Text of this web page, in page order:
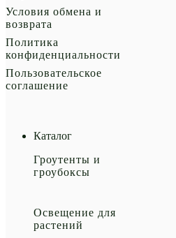
Условия обмена и
возврата
Политика
конфиденциальности
Пользовательское
соглашение
Каталог
Гроутенты и
гроубоксы
Освещение для
растений